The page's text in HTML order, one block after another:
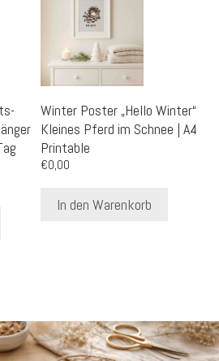
Winter Poster „Hello Winter“
Kleines Pferd im Schnee | A4
Printable
€0,00
In den Warenkorb